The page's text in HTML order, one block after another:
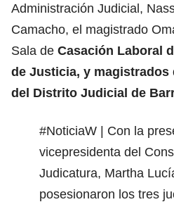
Administración Judicial,
Camacho, el magistrado
Sala de Casación Laboral
de Justicia, y magistrados
del Distrito Judicial de
#NoticiaW | Con la
vicepresidenta del
Judicatura, Martha
posesionaron los tres